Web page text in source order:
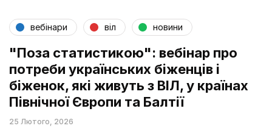
вебінари віл новини
"Поза статистикою": вебінар про
потреби українських біженців і
біженок, які живуть з ВІЛ, у країнах
Північної Європи та Балтії
25 Лютого, 2026